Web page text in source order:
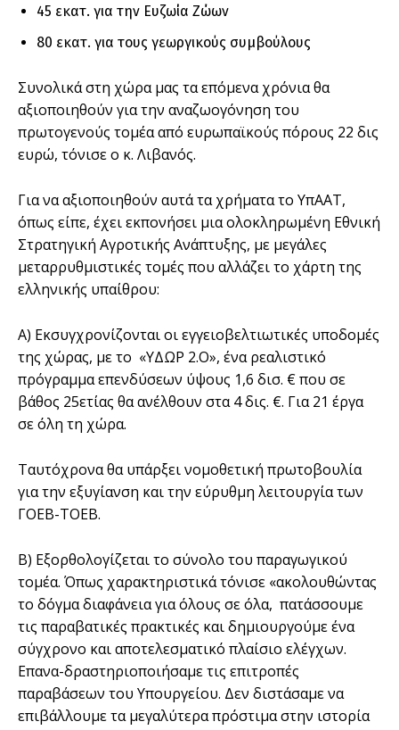
45 εκατ. για την Ευζωία Ζώων
80 εκατ. για τους γεωργικούς συμβούλους
Συνολικά στη χώρα μας τα επόμενα χρόνια θα
αξιοποιηθούν για την αναζωογόνηση του
πρωτογενούς τομέα από ευρωπαϊκούς πόρους 22 δις
ευρώ, τόνισε ο κ. Λιβανός.
Για να αξιοποιηθούν αυτά τα χρήματα το ΥπΑΑΤ,
όπως είπε, έχει εκπονήσει μια ολοκληρωμένη Εθνική
Στρατηγική Αγροτικής Ανάπτυξης, με μεγάλες
μεταρρυθμιστικές τομές που αλλάζει το χάρτη της
ελληνικής υπαίθρου:
Α) Εκσυγχρονίζονται οι εγγειοβελτιωτικές υποδομές
της χώρας, με το «ΥΔΩΡ 2.Ο», ένα ρεαλιστικό
πρόγραμμα επενδύσεων ύψους 1,6 δισ. € που σε
βάθος 25ετίας θα ανέλθουν στα 4 δις. €. Για 21 έργα
σε όλη τη χώρα.
Ταυτόχρονα θα υπάρξει νομοθετική πρωτοβουλία
για την εξυγίανση και την εύρυθμη λειτουργία των
ΓΟΕΒ-ΤΟΕΒ.
Β) Εξορθολογίζεται το σύνολο του παραγωγικού
τομέα. Όπως χαρακτηριστικά τόνισε «ακολουθώντας
το δόγμα διαφάνεια για όλους σε όλα, πατάσσουμε
τις παραβατικές πρακτικές και δημιουργούμε ένα
σύγχρονο και αποτελεσματικό πλαίσιο ελέγχων.
Επανα-δραστηριοποιήσαμε τις επιτροπές
παραβάσεων του Υπουργείου. Δεν διστάσαμε να
επιβάλλουμε τα μεγαλύτερα πρόστιμα στην ιστορία